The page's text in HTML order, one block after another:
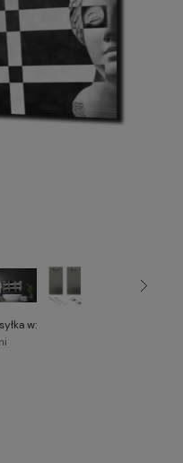
w:
płatności